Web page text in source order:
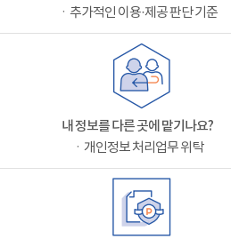
ㆍ추가적인 이용·제공 판단 기준
내 정보를 다른 곳에 맡기나요?
ㆍ개인정보 처리업무 위탁